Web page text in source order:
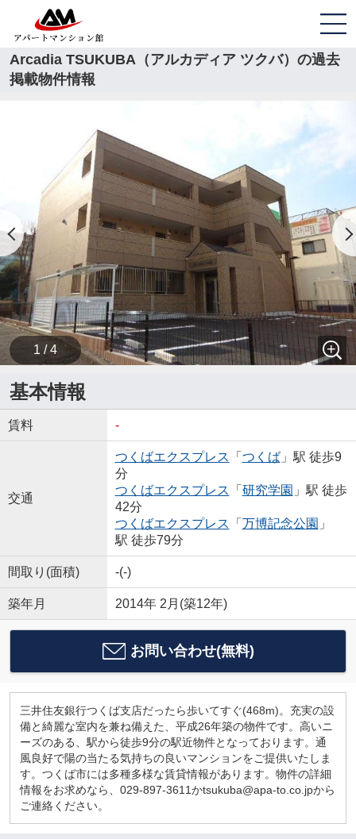
Arcadia TSUKUBA（アルカディア ツクバ）の過去
掲載物件情報
1 / 4
基本情報
賃料 -
交通
つくばエクスプレス 「 つくば」駅 徒歩9
分
つくばエクスプレス 「 研究学園 」駅 徒歩
42分
つくばエクスプレス 「 万博記念公園 」
駅 徒歩79分
間取り(面積) -(-)
築年月 2014年 2月(築12年)
お問い合わせ(無料)
三井住友銀行つくば支店だったら歩いてすぐ(468m)。充実の設
備と綺麗な室内を兼ね備えた、平成26年築の物件です。高いニ
ーズのある、駅から徒歩9分の駅近物件となっております。通
風良好で陽の当たる気持ちの良いマンションをご提供いたしま
す。つくば市には多種多様な賃貸情報があります。物件の詳細
情報をお求めなら、029-897-3611かtsukuba@apa-to.co.jpから
ご連絡ください。